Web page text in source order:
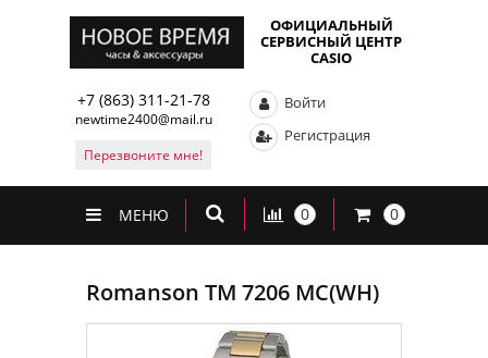
ОФИЦИАЛЬНЫЙ
СЕРВИСНЫЙ ЦЕНТР
CASIO
+7 (863) 311-21-78
newtime2400@mail.ru
Перезвоните мне!
Войти
Регистрация
МЕНЮ 0 0
Romanson TM 7206 MC(WH)